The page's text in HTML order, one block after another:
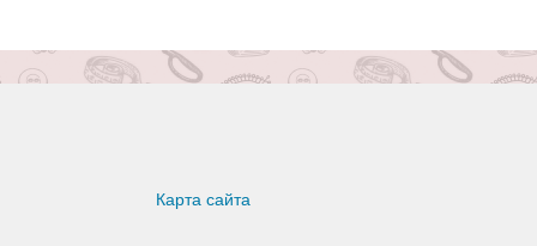
Карта сайта